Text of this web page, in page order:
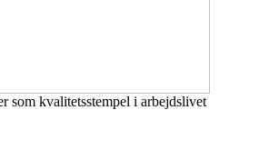
som kvalitetsstempel i arbejdslivet